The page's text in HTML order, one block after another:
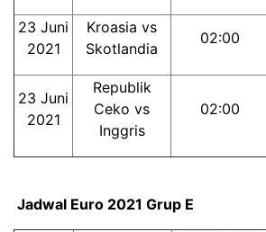
23 Juni
2021
Kroasia vs
Skotlandia
02:00
23 Juni
2021
Republik
Ceko vs
Inggris
02:00
Jadwal Euro 2021 Grup E